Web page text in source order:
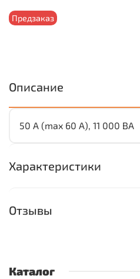
Предзаказ
Описание
50 А (max 60 A), 11 000 ВА
Характеристики
Отзывы
Каталог